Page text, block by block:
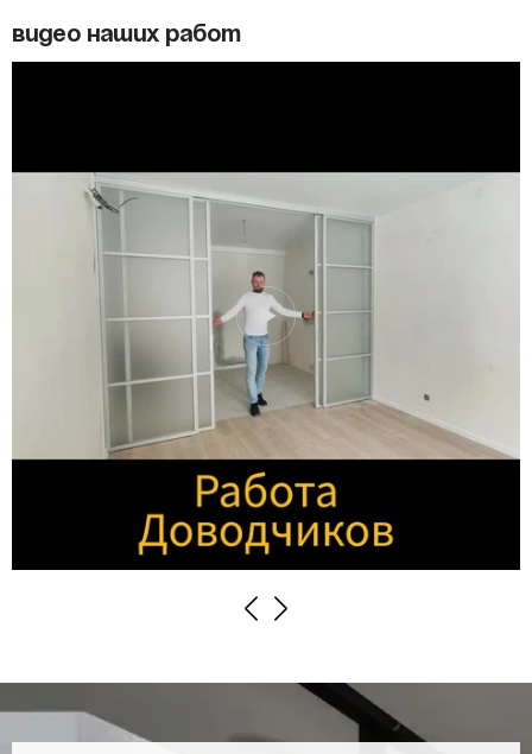
Видео наших работ
Previous
Next